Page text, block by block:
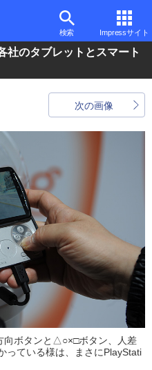
検索 Impressサイト
社のタブレットとスマート
次の画像
向ボタンと△○×□ボタン、人差
っている様は、まさにPlayStati